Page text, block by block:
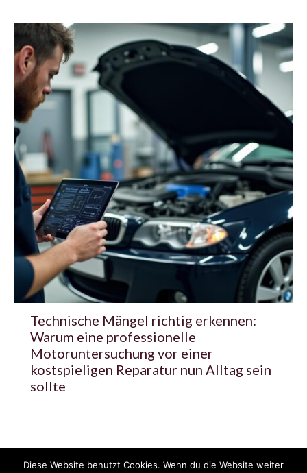
Technische Mängel richtig erkennen:
Warum eine professionelle
Motoruntersuchung vor einer
kostspieligen Reparatur nun Alltag sein
sollte
Diese Website benutzt Cookies. Wenn du die Website weiter